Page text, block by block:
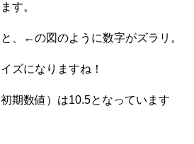
す。
、←の図のように数字がズラリ。
ズになりますね！
期数値）は10.5となっています